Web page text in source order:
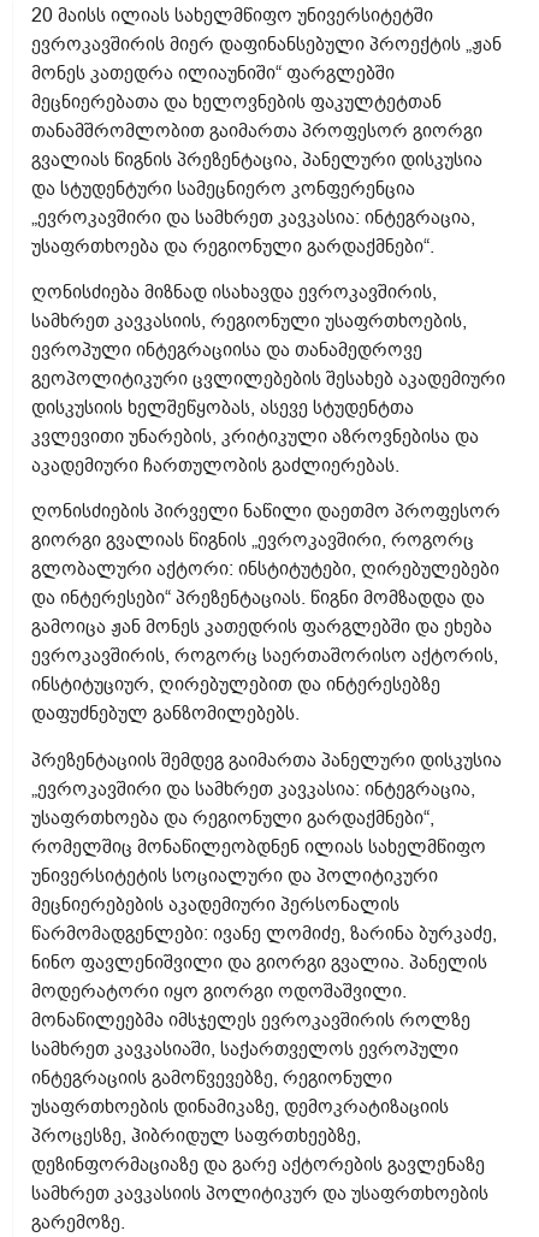
20 მაისს ილიას სახელმწიფო უნივერსიტეტში
ევროკავშირის მიერ დაფინანსებული პროექტის „ჟან
მონეს კათედრა ილიაუნიში“ ფარგლებში
მეცნიერებათა და ხელოვნების ფაკულტეტთან
თანამშრომლობით გაიმართა პროფესორ გიორგი
გვალიას წიგნის პრეზენტაცია, პანელური დისკუსია
და სტუდენტური სამეცნიერო კონფერენცია
„ევროკავშირი და სამხრეთ კავკასია: ინტეგრაცია,
უსაფრთხოება და რეგიონული გარდაქმნები“.
ღონისძიება მიზნად ისახავდა ევროკავშირის,
სამხრეთ კავკასიის, რეგიონული უსაფრთხოების,
ევროპული ინტეგრაციისა და თანამედროვე
გეოპოლიტიკური ცვლილებების შესახებ აკადემიური
დისკუსიის ხელშეწყობას, ასევე სტუდენტთა
კვლევითი უნარების, კრიტიკული აზროვნებისა და
აკადემიური ჩართულობის გაძლიერებას.
ღონისძიების პირველი ნაწილი დაეთმო პროფესორ
გიორგი გვალიას წიგნის „ევროკავშირი, როგორც
გლობალური აქტორი: ინსტიტუტები, ღირებულებები
და ინტერესები“ პრეზენტაციას. წიგნი მომზადდა და
გამოიცა ჟან მონეს კათედრის ფარგლებში და ეხება
ევროკავშირის, როგორც საერთაშორისო აქტორის,
ინსტიტუციურ, ღირებულებით და ინტერესებზე
დაფუძნებულ განზომილებებს.
პრეზენტაციის შემდეგ გაიმართა პანელური დისკუსია
„ევროკავშირი და სამხრეთ კავკასია: ინტეგრაცია,
უსაფრთხოება და რეგიონული გარდაქმნები“,
რომელშიც მონაწილეობდნენ ილიას სახელმწიფო
უნივერსიტეტის სოციალური და პოლიტიკური
მეცნიერებების აკადემიური პერსონალის
წარმომადგენლები: ივანე ლომიძე, ზარინა ბურკაძე,
ნინო ფავლენიშვილი და გიორგი გვალია. პანელის
მოდერატორი იყო გიორგი ოდოშაშვილი.
მონაწილეებმა იმსჯელეს ევროკავშირის როლზე
სამხრეთ კავკასიაში, საქართველოს ევროპული
ინტეგრაციის გამოწვევებზე, რეგიონული
უსაფრთხოების დინამიკაზე, დემოკრატიზაციის
პროცესზე, ჰიბრიდულ საფრთხეებზე,
დეზინფორმაციაზე და გარე აქტორების გავლენაზე
სამხრეთ კავკასიის პოლიტიკურ და უსაფრთხოების
გარემოზე.